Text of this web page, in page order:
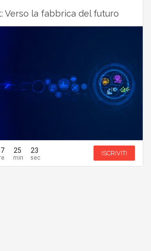
Verso la fabbrica del futuro
25 23 ISCRIVITI